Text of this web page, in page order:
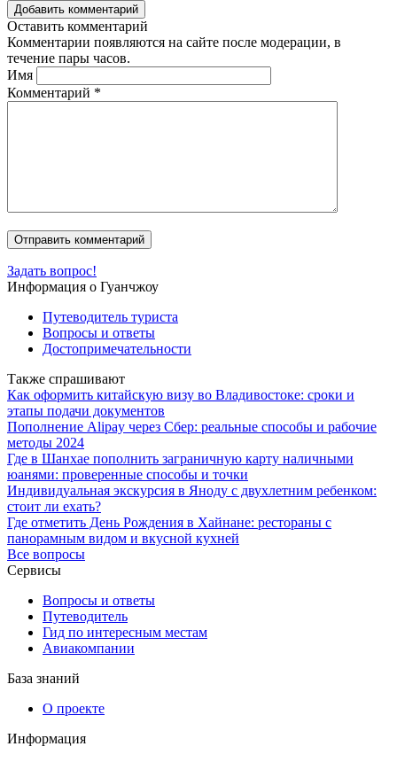
Добавить комментарий
Оставить комментарий
Комментарии появляются на сайте после модерации, в
течение пары часов.
Имя
Комментарий *
Задать вопрос!
Информация о Гуанчжоу
Путеводитель туриста
Вопросы и ответы
Достопримечательности
Также спрашивают
Как оформить китайскую визу во Владивостоке: сроки и
этапы подачи документов
Пополнение Alipay через Сбер: реальные способы и рабочие
методы 2024
Где в Шанхае пополнить заграничную карту наличными
юанями: проверенные способы и точки
Индивидуальная экскурсия в Яноду с двухлетним ребенком:
стоит ли ехать?
Где отметить День Рождения в Хайнане: рестораны с
панорамным видом и вкусной кухней
Все вопросы
Сервисы
Вопросы и ответы
Путеводитель
Гид по интересным местам
Авиакомпании
База знаний
О проекте
Информация